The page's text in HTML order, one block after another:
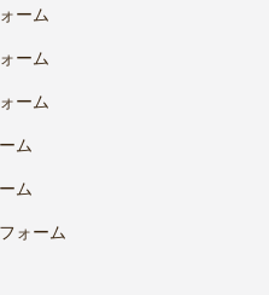
ーム
ーム
ーム
ム
ム
ォーム